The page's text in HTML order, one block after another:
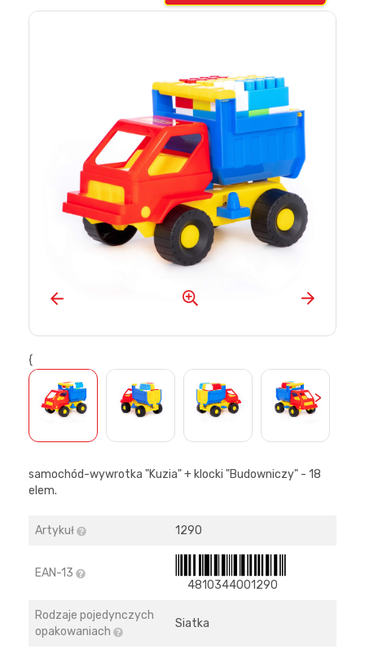
{
>
samochód-wywrotka "Kuzia" + klocki "Budowniczy" - 18
elem.
Artykuł 1290
EAN-13
4810344001290
Rodzaje pojedynczych
opakowaniach
Siatka